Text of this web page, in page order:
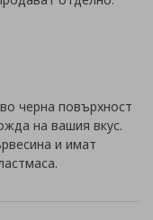
черна повърхност
на вашия вкус.
и имат